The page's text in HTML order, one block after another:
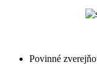
Povinné